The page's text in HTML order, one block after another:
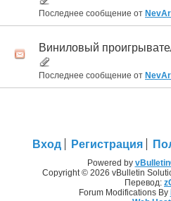
Последнее сообщение от
Виниловый
Последнее сообщение от
Вход Регистрация
Powered by
Copyright © 2026 vBulletin
Перевод:
Forum Modifications By